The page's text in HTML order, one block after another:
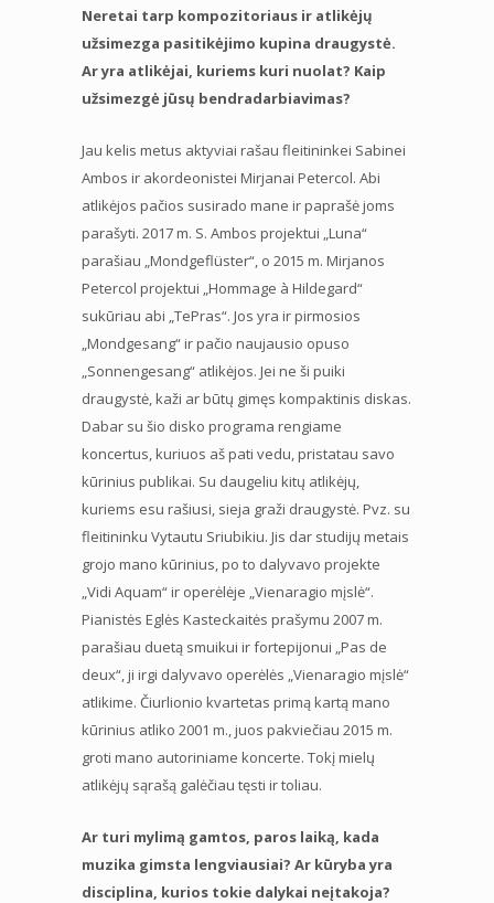
Neretai tarp kompozitoriaus ir atlikėjų
užsimezga pasitikėjimo kupina draugystė.
Ar yra atlikėjai, kuriems kuri nuolat? Kaip
užsimezgė jūsų bendradarbiavimas?
Jau kelis metus aktyviai rašau fleitininkei Sabinei
Ambos ir akordeonistei Mirjanai Petercol. Abi
atlikėjos pačios susirado mane ir paprašė joms
parašyti. 2017 m. S. Ambos projektui „Luna“
parašiau „Mondgeflüster“, o 2015 m. Mirjanos
Petercol projektui „Hommage à Hildegard“
sukūriau abi „TePras“. Jos yra ir pirmosios
„Mondgesang“ ir pačio naujausio opuso
„Sonnengesang“ atlikėjos. Jei ne ši puiki
draugystė, kaži ar būtų gimęs kompaktinis diskas.
Dabar su šio disko programa rengiame
koncertus, kuriuos aš pati vedu, pristatau savo
kūrinius publikai. Su daugeliu kitų atlikėjų,
kuriems esu rašiusi, sieja graži draugystė. Pvz. su
fleitininku Vytautu Sriubikiu. Jis dar studijų metais
grojo mano kūrinius, po to dalyvavo projekte
„Vidi Aquam“ ir operėlėje „Vienaragio mįslė“.
Pianistės Eglės Kasteckaitės prašymu 2007 m.
parašiau duetą smuikui ir fortepijonui „Pas de
deux“, ji irgi dalyvavo operėlės „Vienaragio mįslė“
atlikime. Čiurlionio kvartetas primą kartą mano
kūrinius atliko 2001 m., juos pakviečiau 2015 m.
groti mano autoriniame koncerte. Tokį mielų
atlikėjų sąrašą galėčiau tęsti ir toliau.
Ar turi mylimą gamtos, paros laiką, kada
muzika gimsta lengviausiai? Ar kūryba yra
disciplina, kurios tokie dalykai neįtakoja?